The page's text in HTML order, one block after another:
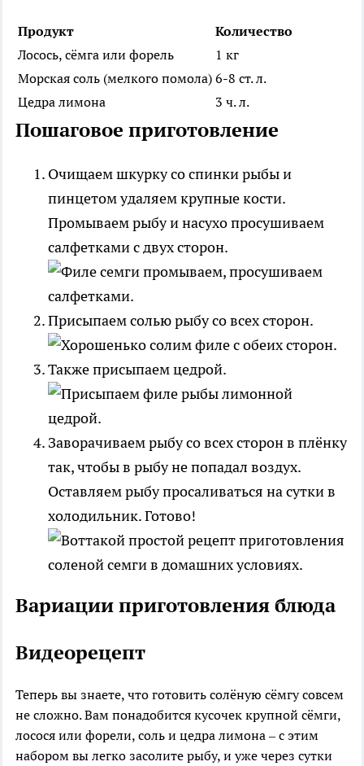
Продукт
Количество
Лосось, сёмга или форель
1 кг
Морская соль (мелкого помола) 6-8 ст. л.
Цедра лимона
3 ч. л.
Пошаговое приготовление
Очищаем шкурку со спинки рыбы и
пинцетом удаляем крупные кости.
Промываем рыбу и насухо просушиваем
салфетками с двух сторон.
Присыпаем солью рыбу со всех сторон.
Также присыпаем цедрой.
Заворачиваем рыбу со всех сторон в плёнку
так, чтобы в рыбу не попадал воздух.
Оставляем рыбу просаливаться на сутки в
холодильник. Готово!
Вариации приготовления блюда
Видеорецепт
Теперь вы знаете, что готовить солёную сёмгу совсем
не сложно. Вам понадобится кусочек крупной сёмги,
лосося или форели, соль и цедра лимона – с этим
набором вы легко засолите рыбу, и уже через сутки